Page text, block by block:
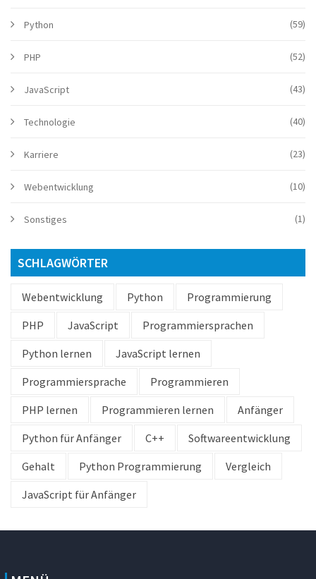
Python (59)
PHP (52)
JavaScript (43)
Technologie (40)
Karriere (23)
Webentwicklung (10)
Sonstiges (1)
SCHLAGWÖRTER
Webentwicklung Python
Programmierung
PHP
JavaScript
Programmiersprachen
Python lernen
JavaScript lernen
Programmiersprache
Programmieren
PHP lernen
Programmieren lernen
Anfänger
Python für Anfänger
C++
Softwareentwicklung
Gehalt
Python Programmierung
Vergleich
JavaScript für Anfänger